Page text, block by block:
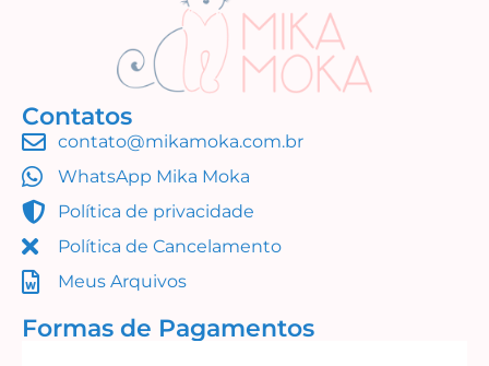
Abraço de Urso (Simples Assim)
R$14,99
Adicionar ao carrinho
Contatos
contato@mikamoka.com.br
WhatsApp Mika Moka
Política de privacidade
Política de Cancelamento
Meus Arquivos
Formas de Pagamentos